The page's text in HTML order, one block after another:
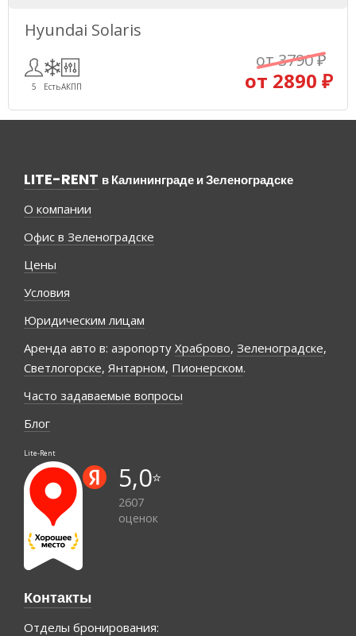
Hyundai Solaris
5 ЕстьАКПП
от 3790 ₽
от 2890 ₽
LITE-RENT в Калининграде и Зеленоградске
О компании
Офис в Зеленоградске
Цены
Условия
Юридическим лицам
Аренда авто в: аэропорту Храброво, Зеленоградске,
Светлогорске, Янтарном, Пионерском.
Часто задаваемые вопросы
Блог
Lite-Rent
5,0⭐️
2607
оценок
Контакты
Отделы бронирования: